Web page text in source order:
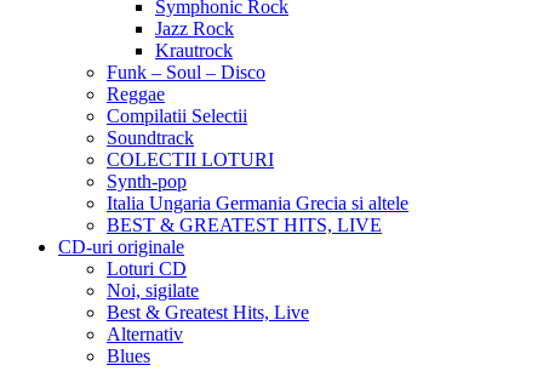
Symphonic Rock
Jazz Rock
Krautrock
Funk – Soul – Disco
Reggae
Compilatii Selectii
Soundtrack
COLECTII LOTURI
Synth-pop
Italia Ungaria Germania Grecia si altele
BEST & GREATEST HITS, LIVE
CD-uri originale
Loturi CD
Noi, sigilate
Best & Greatest Hits, Live
Alternativ
Blues